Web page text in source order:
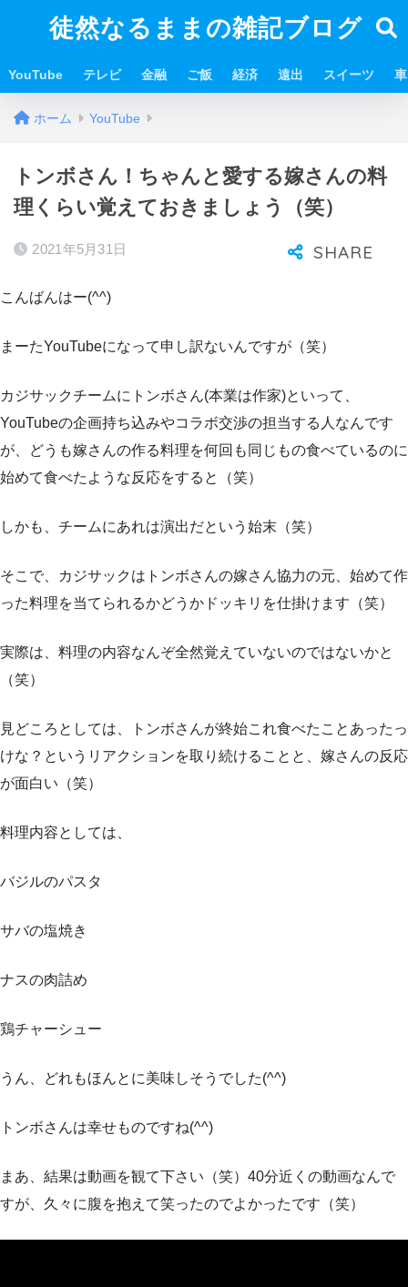
徒然なるままの雑記ブログ
YouTube テレビ 金融 ご飯 経済 遠出 スイーツ 車
ホーム YouTube
トンボさん！ちゃんと愛する嫁さんの料
理くらい覚えておきましょう（笑）
2021年5月31日
こんばんはー(^^)
まーたYouTubeになって申し訳ないんですが（笑）
カジサックチームにトンボさん(本業は作家)といって、
YouTubeの企画持ち込みやコラボ交渉の担当する人なんです
が、どうも嫁さんの作る料理を何回も同じもの食べているのに
始めて食べたような反応をすると（笑）
しかも、チームにあれは演出だという始末（笑）
そこで、カジサックはトンボさんの嫁さん協力の元、始めて作
った料理を当てられるかどうかドッキリを仕掛けます（笑）
実際は、料理の内容なんぞ全然覚えていないのではないかと
（笑）
見どころとしては、トンボさんが終始これ食べたことあったっ
けな？というリアクションを取り続けることと、嫁さんの反応
が面白い（笑）
料理内容としては、
バジルのパスタ
サバの塩焼き
ナスの肉詰め
鶏チャーシュー
うん、どれもほんとに美味しそうでした(^^)
トンボさんは幸せものですね(^^)
まあ、結果は動画を観て下さい（笑）40分近くの動画なんで
すが、久々に腹を抱えて笑ったのでよかったです（笑）